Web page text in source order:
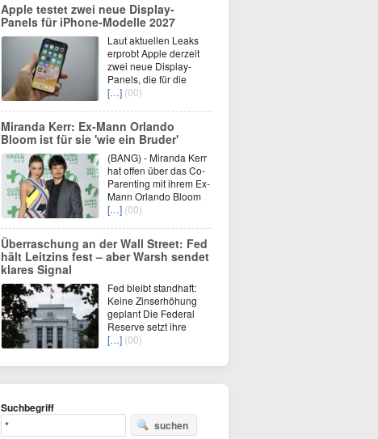
Apple testet zwei neue Display-
Panels für iPhone-Modelle 2027
Laut aktuellen Leaks
erprobt Apple derzeit
zwei neue Display-
Panels, die für die
[…] (00)
Miranda Kerr: Ex-Mann Orlando
Bloom ist für sie 'wie ein Bruder'
(BANG) - Miranda Kerr
hat offen über das Co-
Parenting mit ihrem Ex-
Mann Orlando Bloom
[…] (00)
Überraschung an der Wall Street: Fed
hält Leitzins fest – aber Warsh sendet
klares Signal
Fed bleibt standhaft:
Keine Zinserhöhung
geplant Die Federal
Reserve setzt ihre
[…] (00)
Suchbegriff
suchen